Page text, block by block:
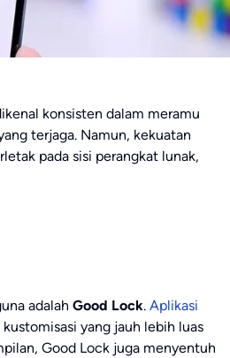
konsisten dalam meramu
terjaga. Namun, kekuatan
pada sisi perangkat lunak,
adalah Good Lock. Aplikasi
yang jauh lebih luas
Good Lock juga menyentuh